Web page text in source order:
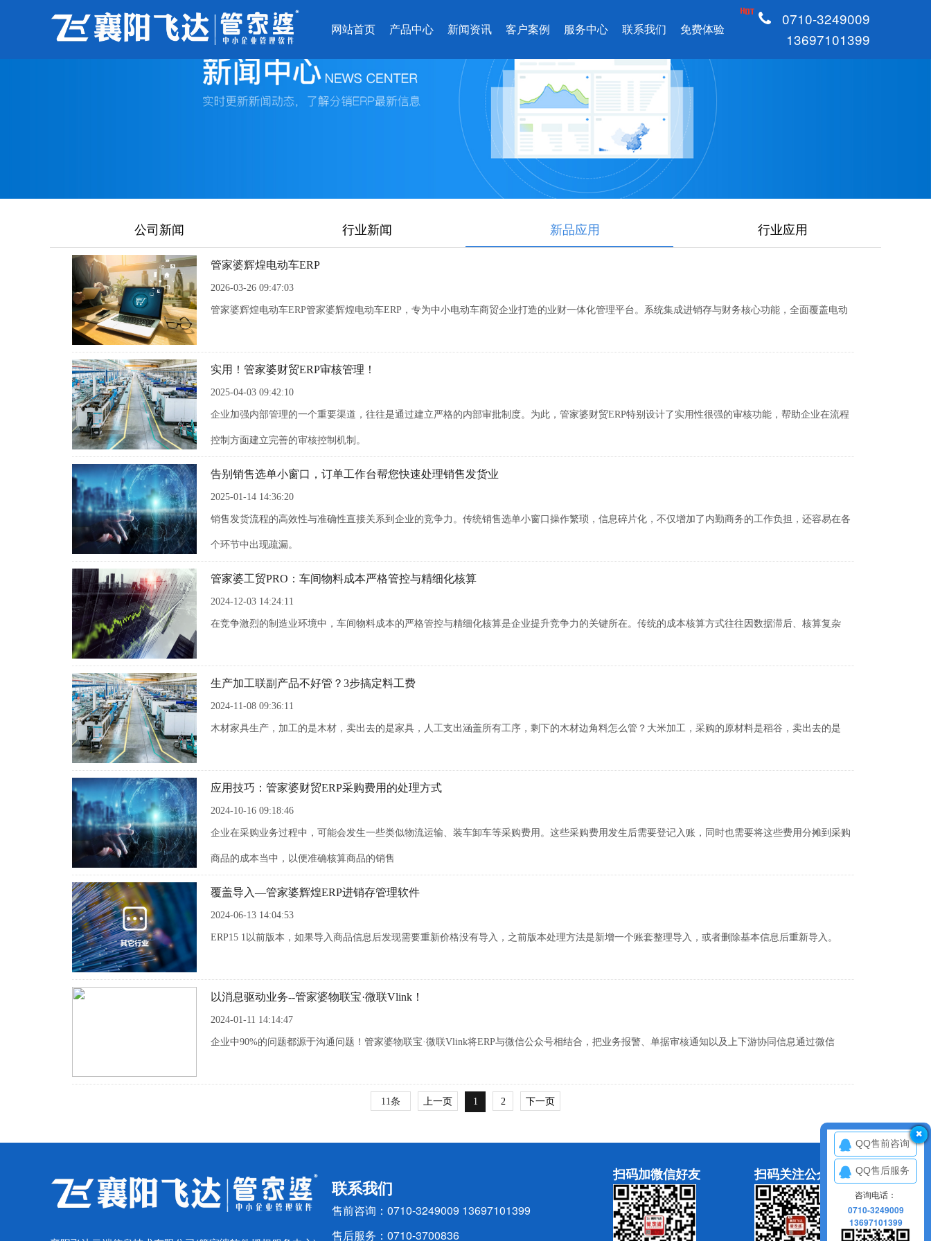
网站首页 产品中心 新闻资讯 客户案例 服务中心 联系我们 免费体验
0710-3249009
13697101399
公司新闻 行业新闻 新品应用 行业应用
管家婆辉煌电动车ERP
2026-03-26 09:47:03
管家婆辉煌电动车ERP管家婆辉煌电动车ERP，专为中小电动车商贸企业打造的业财一体化管理平台。系统集成进销存与财务核心功能，全面覆盖电动
实用！管家婆财贸ERP审核管理！
2025-04-03 09:42:10
企业加强内部管理的一个重要渠道，往往是通过建立严格的内部审批制度。为此，管家婆财贸ERP特别设计了实用性很强的审核功能，帮助企业在流程
告别销售选单小窗口，订单工作台帮您快速处理销售发货业
2025-01-14 14:36:20
销售发货流程的高效性与准确性直接关系到企业的竞争力。传统销售选单小窗口操作繁琐，信息碎片化，不仅增加了内勤商务的工作负担，还容易在各
管家婆工贸PRO：车间物料成本严格管控与精细化核算
2024-12-03 14:24:11
在竞争激烈的制造业环境中，车间物料成本的严格管控与精细化核算是企业提升竞争力的关键所在。传统的成本核算方式往往因数据滞后、核算复杂
生产加工联副产品不好管？3步搞定料工费
2024-11-08 09:36:11
木材家具生产，加工的是木材，卖出去的是家具，人工支出涵盖所有工序，剩下的木材边角料怎么管？大米加工，采购的原材料是稻谷，卖出去的是
应用技巧：管家婆财贸ERP采购费用的处理方式
2024-10-16 09:18:46
企业在采购业务过程中，可能会发生一些类似物流运输、装车卸车等采购费用。这些采购费用发生后需要登记入账，同时也需要将这些费用分摊到采购
覆盖导入—管家婆辉煌ERP进销存管理软件
2024-06-13 14:04:53
ERP15 1以前版本，如果导入商品信息后发现需要重新价格没有导入，之前版本处理方法是新增一个账套整理导入，或者删除基本信息后重新导入。
以消息驱动业务--管家婆物联宝·微联Vlink！
2024-01-11 14:14:47
企业中90%的问题都源于沟通问题！管家婆物联宝·微联Vlink将ERP与微信公众号相结合，把业务报警、单据审核通知以及上下游协同信息通过微信
11条 上一页 1 2 下一页
联系我们
售前咨询：0710-3249009 13697101399
售后服务：0710-3700836
扫码加微信好友 扫码关注公众号
QQ售前咨询
QQ售后服务
咨询电话：
0710-3249009
13697101399